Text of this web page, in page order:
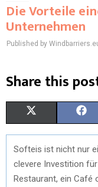
Die Vorteile
Unternehmen
Published by
Share this
H
A
R
(
T
W
H
A
R
A
C
E
Softeis ist nicht nur
clevere Investition für
Restaurant, ein Café